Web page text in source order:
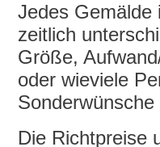
Jedes Gemälde
zeitlich
Größe,
oder wieviele
Die Richtpreise